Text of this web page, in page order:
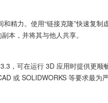
精力。使用“链接克隆”快速复制
本，并将其与他人共享。
，可在运行 3D 应用时提供更顺
或 SOLIDWORKS 等要求最为严